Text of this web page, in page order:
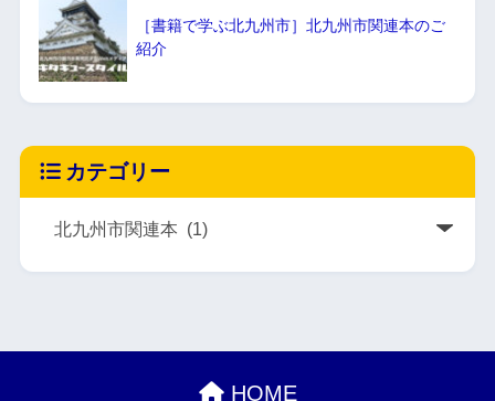
［書籍で学ぶ北九州市］北九州市関連本のご
紹介
カテゴリー
HOME